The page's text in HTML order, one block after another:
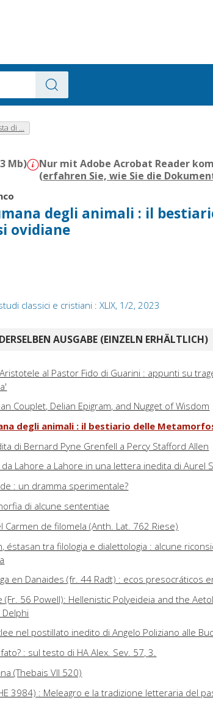
di ...
Mb)
Nur mit Adobe Acrobat Reader
(erfahren Sie, wie Sie die
degli animali : il
ovidiane
classici e cristiani : XLIX, 1/2, 2023
AUSGABE (EINZELN ERHÄLTLICH)
al Pastor Fido di Guarini : appunti su
Couplet, Delian Epigram, and Nugget of Wisdom
degli animali : il bestiario delle
di Bernard Pyne Grenfell a Percy Stafford Allen
Lahore a Lahore in una lettera inedita di Aurel
: un dramma sperimentale?
di alcune sententiae
Carmen de filomela (Anth. Lat. 762 Riese)
éstasan tra filologia e dialettologia : alcune
en Danaides (fr. 44 Radt) : ecos presocráticos
(Fr. 56 Powell): Hellenistic Polyeideia and the
nel postillato inedito di Angelo Poliziano alle
: sul testo di HA Alex. Sev. 57, 3.
(Thebais VII 520)
3984) : Meleagro e la tradizione letteraria del